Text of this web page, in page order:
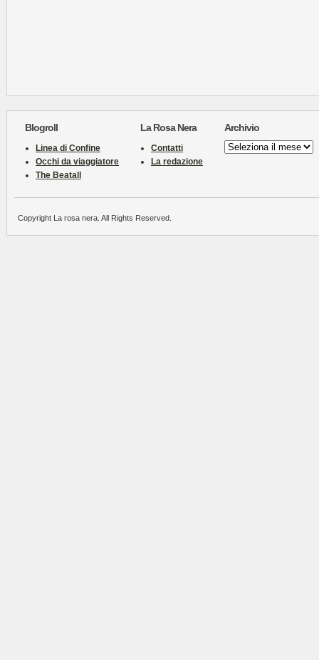
Blogroll
Linea di Confine
Occhi da viaggiatore
The Beatall
La Rosa Nera
Contatti
La redazione
Archivio
Archivio
Copyright La rosa nera. All Rights Reserved.